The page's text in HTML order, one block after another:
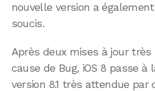
nouvelle version a
soucis.
Après deux mises à jour
cause de Bug, iOS 8 passe à
version 8.1 très attendue par